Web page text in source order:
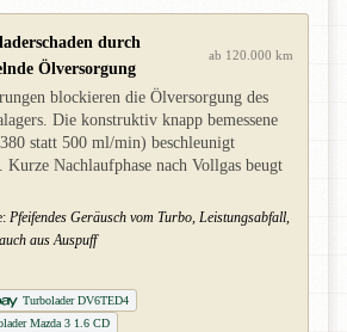
durch
Ölversorgung
ab 120.000 km
blockieren die Ölversorgung des
Die konstruktiv knapp bemessene
statt 500 ml/min) beschleunigt
Kurze Nachlaufphase nach Vollgas beugt
Pfeifendes Geräusch vom Turbo, Leistungsabfall,
aus Auspuff
Turbolader DV6TED4
Mazda 3 1.6 CD